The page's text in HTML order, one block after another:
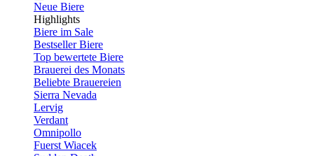
Neue Biere
Highlights
Biere im Sale
Bestseller Biere
Top bewertete Biere
Brauerei des Monats
Beliebte Brauereien
Sierra Nevada
Lervig
Verdant
Omnipollo
Fuerst Wiacek